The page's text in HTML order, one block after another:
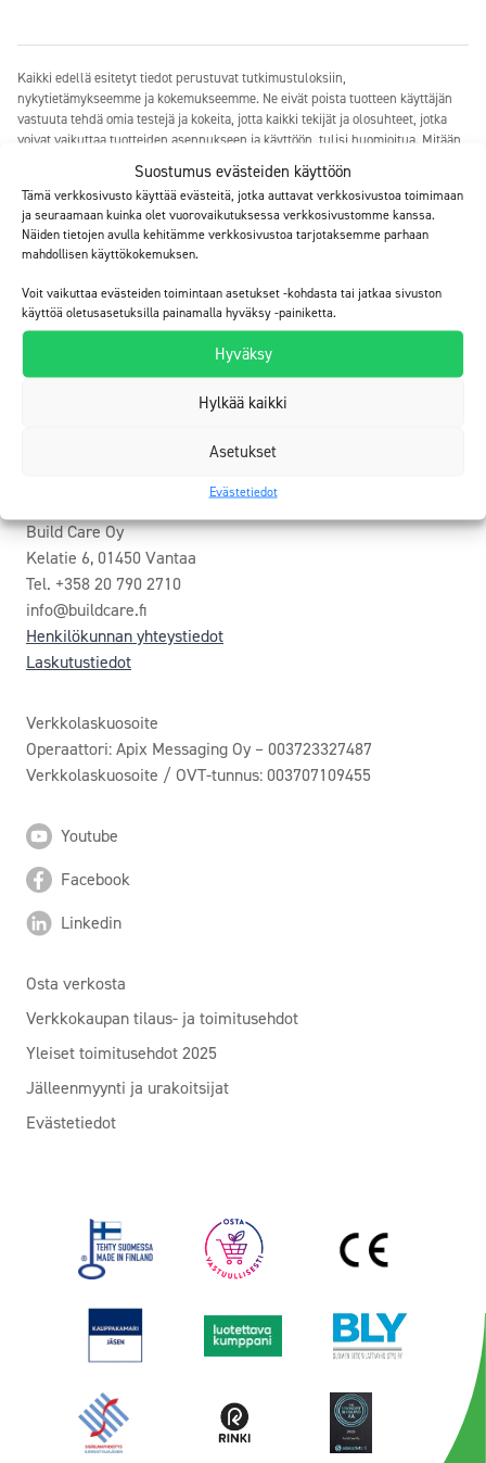
Suostumus evästeiden käyttöön
Tämä verkkosivusto käyttää evästeitä, jotka auttavat verkkosivustoa toimimaan
ja seuraamaan kuinka olet vuorovaikutuksessa verkkosivustomme kanssa.
Näiden tietojen avulla kehitämme verkkosivustoa tarjotaksemme parhaan
mahdollisen käyttökokemuksen.
Voit vaikuttaa evästeiden toimintaan asetukset -kohdasta tai jatkaa sivuston
käyttöä oletusasetuksilla painamalla hyväksy -painiketta.
Hyväksy
Hylkää kaikki
Asetukset
Evästetiedot
Kaikki edellä esitetyt tiedot perustuvat tutkimustuloksiin,
nykytietämykseemme ja kokemukseemme. Ne eivät poista tuotteen käyttäjän
vastuuta tehdä omia testejä ja kokeita, jotta kaikki tekijät ja olosuhteet, jotka
voivat vaikuttaa tuotteiden asennukseen ja käyttöön, tulisi huomioitua. Mitään
tarkoituksiin ei voida antaa tämän tiedon perusteella. Kaikki kuvaukset,
piirrokset, valokuvat, tiedot, suhteet, annoskoot, painot ym. ovat ohjeellisia.
Emme ole vastuussa, mikäli tuotetta käytetään vastoin tässä esitettyjä ohjeita.
Tuotteen käyttäjän vastuulla on testata tuotteen sopivuus käyttökohteeseen.
Vastaamme vain tuotteen laadusta ja takaamme, että se läpäisee kriittisen
laaduntarkastuksemme. Tuotetietoja päivitetään säännöllisesti, on kuitenkin
käyttäjän vastuulla hankkia viimeisin voimassa oleva tuotetieto, joka löytyy
osoitteesta
www.elaproof.com
. Pidätämme oikeuden muutoksiin. © Build Care
Build Care Oy
Kelatie 6, 01450 Vantaa
Tel. +358 20 790 2710
info@buildcare.fi
Henkilökunnan yhteystiedot
Laskutustiedot
Verkkolaskuosoite
Operaattori: Apix Messaging Oy – 003723327487
Verkkolaskuosoite / OVT-tunnus: 003707109455
Youtube
Facebook
Linkedin
Osta verkosta
Verkkokaupan tilaus- ja toimitusehdot
Yleiset toimitusehdot 2025
Jälleenmyynti ja urakoitsijat
Evästetiedot